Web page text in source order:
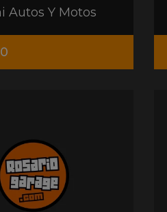
Autos Y Motos